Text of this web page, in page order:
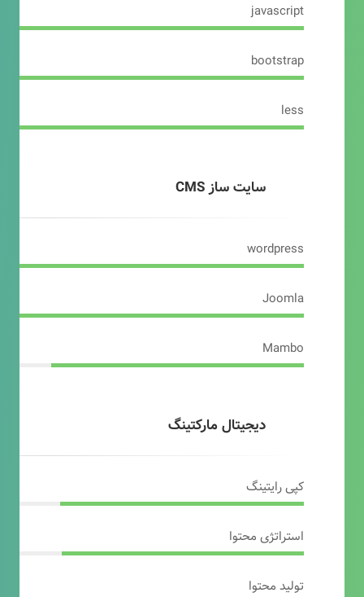
javascript
bootstrap
less
سایت ساز CMS
wordpress
Joomla
Mambo
دیجیتال مارکتینگ
کپی رایتینگ
استراتژی محتوا
تولید محتوا